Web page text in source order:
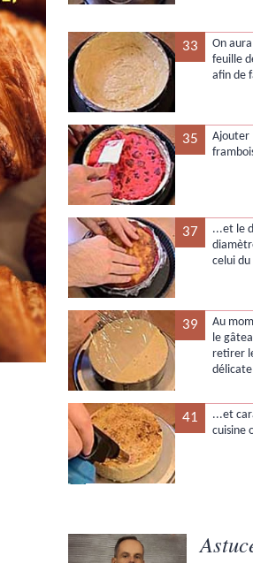
33
On
feuille
afin de
35
Ajouter
37
...et le
celui
39
Au
le
retirer
41
...et
cuisine